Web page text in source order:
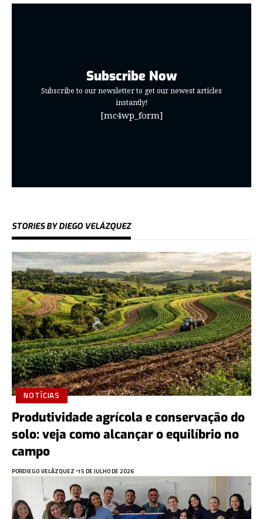
Subscribe Now
Subscribe to our newsletter to get our newest articles
instantly!
[mc4wp_form]
STORIES BY DIEGO VELÁZQUEZ
NOTÍCIAS
Produtividade agrícola e conservação do
solo: veja como alcançar o equilíbrio no
campo
PORDIEGO VELÁZQUEZ 15 DE JULHO DE 2026